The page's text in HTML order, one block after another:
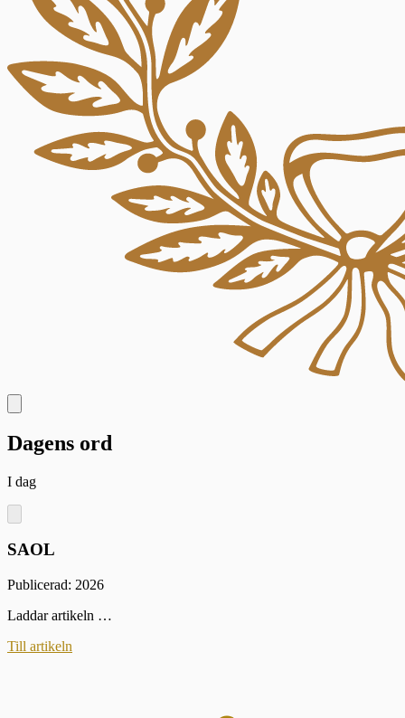
Dagens ord
I dag
SAOL
Publicerad: 2026
Laddar artikeln …
Till artikeln